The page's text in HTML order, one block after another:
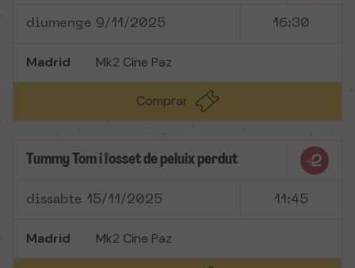
diumenge 9/11/2025 16:30
Madrid Mk2 Cine Paz
Comprar
Tummy Tom i l'osset de peluix perdut
dissabte 15/11/2025 11:45
Madrid Mk2 Cine Paz